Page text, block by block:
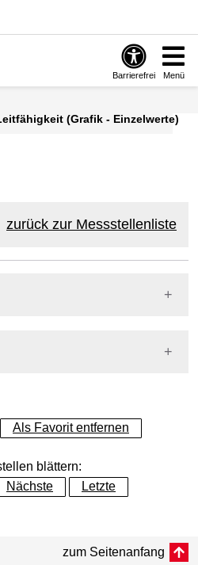
Barrierefrei Menü
(Grafik - Einzelwerte)
zurück zur Messstellenliste
Als Favorit entfernen
blättern:
Nächste Letzte
zum Seitenanfang